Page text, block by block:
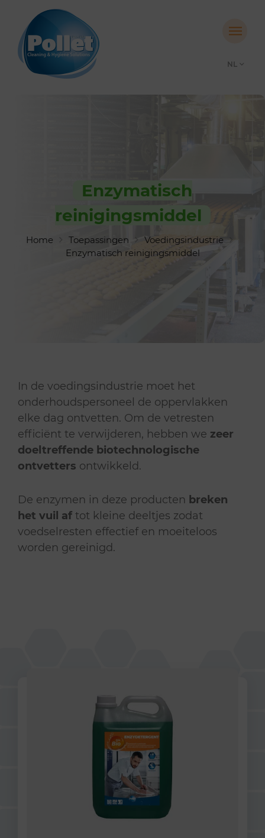
NL
Enzymatisch
reinigingsmiddel
Home Toepassingen
Voedingsindustrie
Enzymatisch reinigingsmiddel
In de voedingsindustrie moet het
onderhoudspersoneel de oppervlakken
elke dag ontvetten. Om de vetresten
efficiënt te verwijderen, hebben we zeer
doeltreffende biotechnologische
ontvetters ontwikkeld.
De enzymen in deze producten breken
het vuil af tot kleine deeltjes zodat
voedselresten effectief en moeiteloos
worden gereinigd.